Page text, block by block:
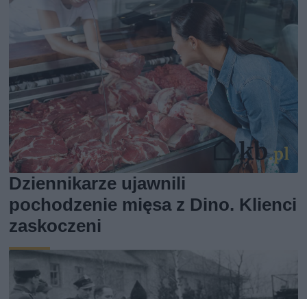
Dziennikarze ujawnili
pochodzenie mięsa z Dino. Klienci
zaskoczeni